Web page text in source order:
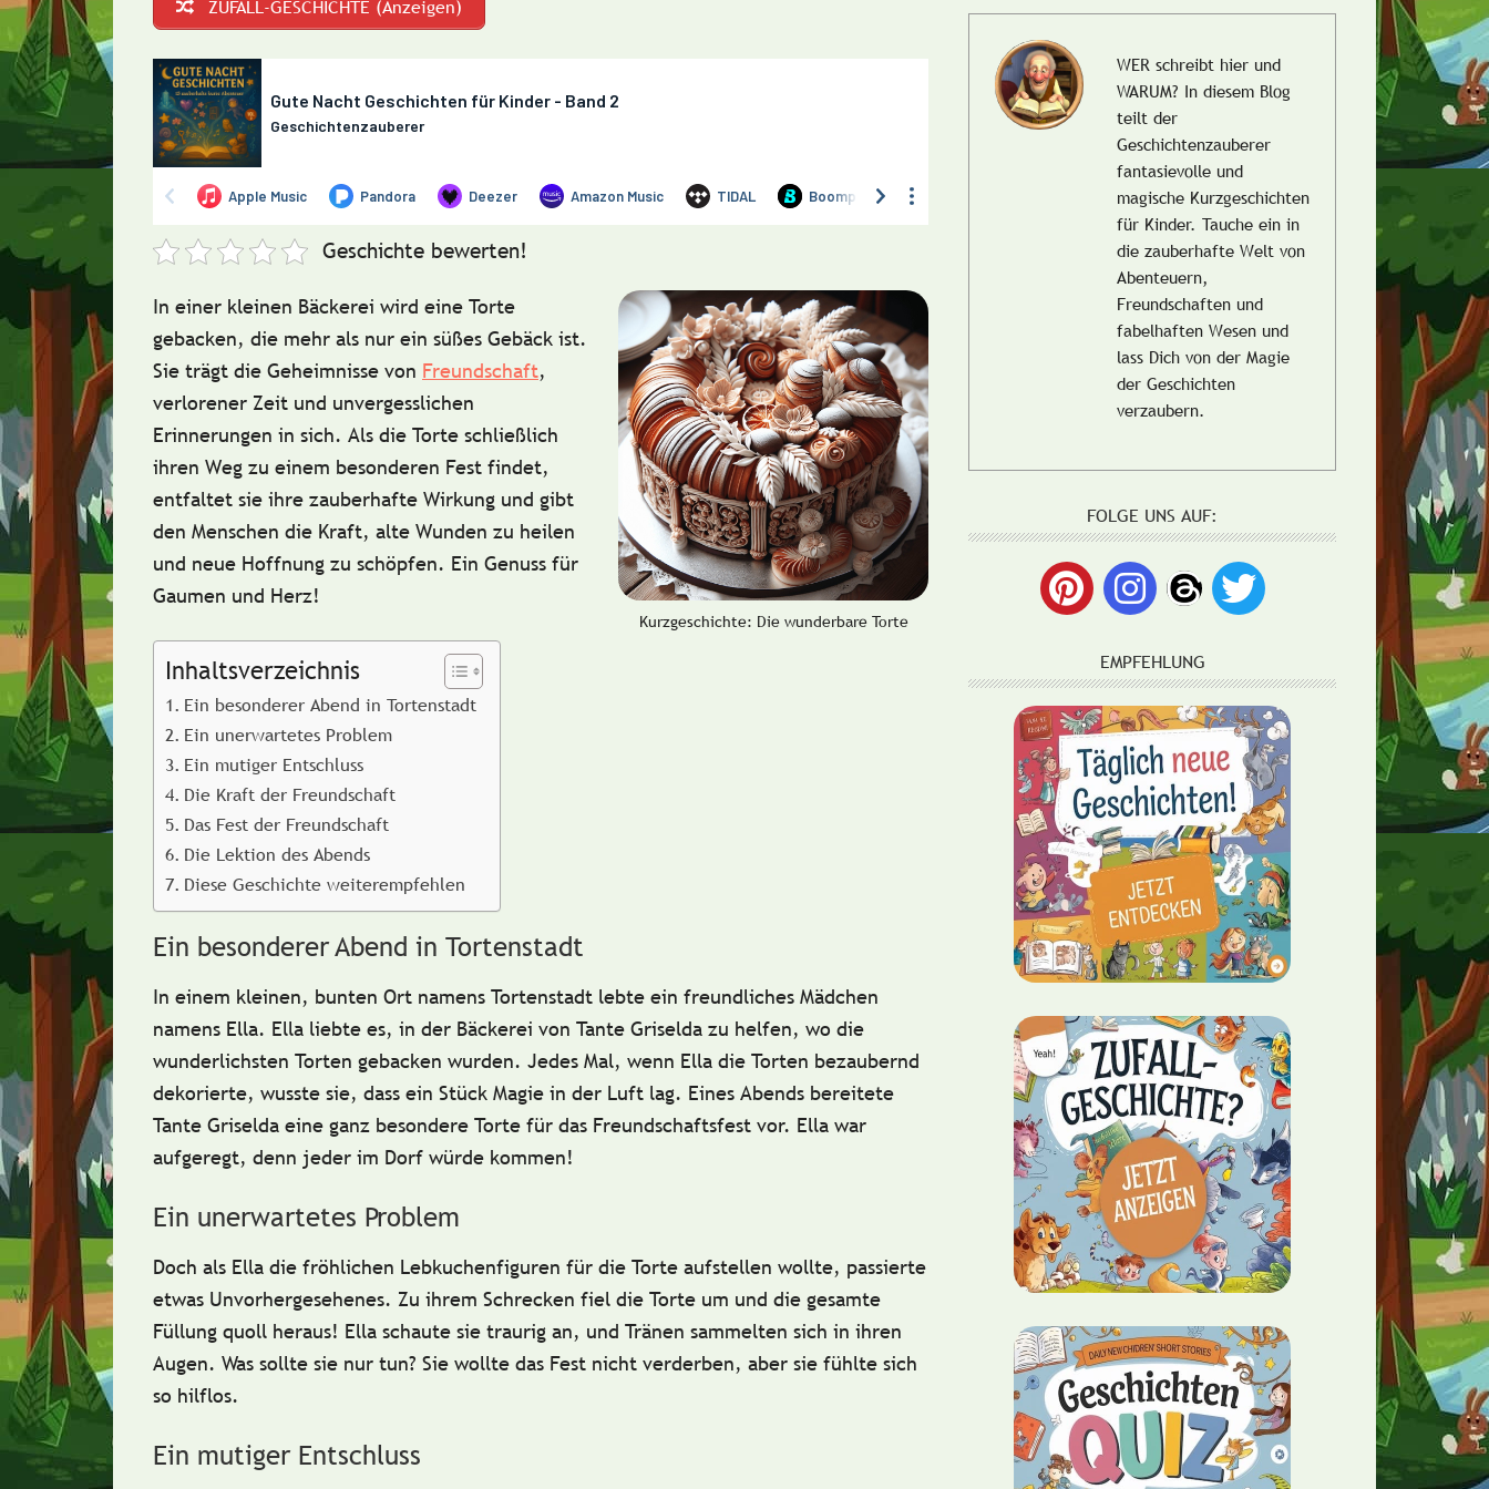
ZUFALL-GESCHICHTE (Anzeigen)
Geschichte bewerten!
Kurzgeschichte: Die wunderbare Torte
In einer kleinen Bäckerei wird eine Torte
gebacken, die mehr als nur ein süßes Gebäck ist.
Sie trägt die Geheimnisse von Freundschaft,
verlorener Zeit und unvergesslichen
Erinnerungen in sich. Als die Torte schließlich
ihren Weg zu einem besonderen Fest findet,
entfaltet sie ihre zauberhafte Wirkung und gibt
den Menschen die Kraft, alte Wunden zu heilen
und neue Hoffnung zu schöpfen. Ein Genuss für
Gaumen und Herz!
Inhaltsverzeichnis
Ein besonderer Abend in Tortenstadt
Ein unerwartetes Problem
Ein mutiger Entschluss
Die Kraft der Freundschaft
Das Fest der Freundschaft
Die Lektion des Abends
Diese Geschichte weiterempfehlen
Ein besonderer Abend in Tortenstadt
In einem kleinen, bunten Ort namens Tortenstadt lebte ein freundliches Mädchen
namens Ella. Ella liebte es, in der Bäckerei von Tante Griselda zu helfen, wo die
wunderlichsten Torten gebacken wurden. Jedes Mal, wenn Ella die Torten bezaubernd
dekorierte, wusste sie, dass ein Stück Magie in der Luft lag. Eines Abends bereitete
Tante Griselda eine ganz besondere Torte für das Freundschaftsfest vor. Ella war
aufgeregt, denn jeder im Dorf würde kommen!
Ein unerwartetes Problem
Doch als Ella die fröhlichen Lebkuchenfiguren für die Torte aufstellen wollte, passierte
etwas Unvorhergesehenes. Zu ihrem Schrecken fiel die Torte um und die gesamte
Füllung quoll heraus! Ella schaute sie traurig an, und Tränen sammelten sich in ihren
Augen. Was sollte sie nur tun? Sie wollte das Fest nicht verderben, aber sie fühlte sich
so hilflos.
Ein mutiger Entschluss
WER schreibt hier und
WARUM? In diesem Blog
teilt der
Geschichtenzauberer
fantasievolle und
magische Kurzgeschichten
für Kinder. Tauche ein in
die zauberhafte Welt von
Abenteuern,
Freundschaften und
fabelhaften Wesen und
lass Dich von der Magie
der Geschichten
verzaubern.
FOLGE UNS AUF:
EMPFEHLUNG